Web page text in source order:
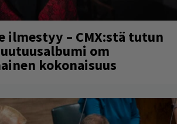
ilmestyy – CMX:stä tutun
uutuusalbumi om
kokonaisuus